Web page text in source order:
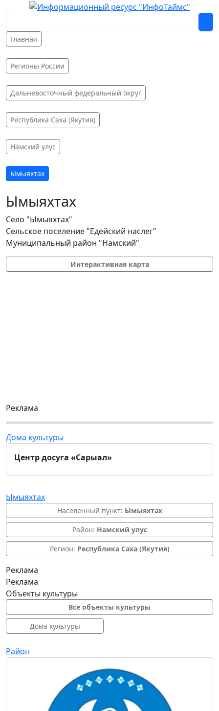
Главная
Регионы России
Дальневосточный федеральный округ
Республика Саха (Якутия)
Намский улус
Ымыяхтах
Ымыяхтах
Село "Ымыяхтах"
Сельское поселение "Едейский наслег"
Муниципальный район "Намский"
Интерактивная карта
Реклама
Дома культуры
Центр досуга «Сарыал»
Ымыяхтах
Населённый пункт: Ымыяхтах
Район: Намский улус
Регион: Республика Саха (Якутия)
Реклама
Реклама
Объекты культуры
Все объекты культуры
Дома культуры
Район